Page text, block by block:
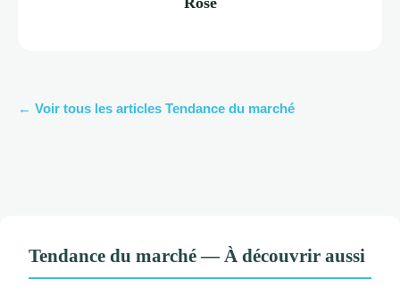
← Voir tous les articles Tendance du marché
Tendance du marché — À découvrir aussi